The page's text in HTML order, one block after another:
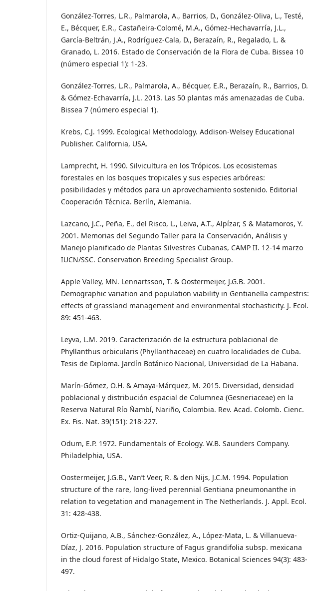
González-Torres, L.R., Palmarola, A., Barrios, D., González-Oliva, L., Testé,
E., Bécquer, E.R., Castañeira-Colomé, M.A., Gómez-Hechavarría, J.L.,
García-Beltrán, J.A., Rodríguez-Cala, D., Berazaín, R., Regalado, L. &
Granado, L. 2016. Estado de Conservación de la Flora de Cuba. Bissea 10
(número especial 1): 1-23.
González-Torres, L.R., Palmarola, A., Bécquer, E.R., Berazaín, R., Barrios, D.
& Gómez-Echavarría, J.L. 2013. Las 50 plantas más amenazadas de Cuba.
Bissea 7 (número especial 1).
Krebs, C.J. 1999. Ecological Methodology. Addison-Welsey Educational
Publisher. California, USA.
Lamprecht, H. 1990. Silvicultura en los Trópicos. Los ecosistemas
forestales en los bosques tropicales y sus especies arbóreas:
posibilidades y métodos para un aprovechamiento sostenido. Editorial
Cooperación Técnica. Berlín, Alemania.
Lazcano, J.C., Peña, E., del Risco, L., Leiva, A.T., Alpízar, S & Matamoros, Y.
2001. Memorias del Segundo Taller para la Conservación, Análisis y
Manejo planificado de Plantas Silvestres Cubanas, CAMP II. 12-14 marzo
IUCN/SSC. Conservation Breeding Specialist Group.
Apple Valley, MN. Lennartsson, T. & Oostermeijer, J.G.B. 2001.
Demographic variation and population viability in Gentianella campestris:
effects of grassland management and environmental stochasticity. J. Ecol.
89: 451-463.
Leyva, L.M. 2019. Caracterización de la estructura poblacional de
Phyllanthus orbicularis (Phyllanthaceae) en cuatro localidades de Cuba.
Tesis de Diploma. Jardín Botánico Nacional, Universidad de La Habana.
Marín-Gómez, O.H. & Amaya-Márquez, M. 2015. Diversidad, densidad
poblacional y distribución espacial de Columnea (Gesneriaceae) en la
Reserva Natural Río Ñambí, Nariño, Colombia. Rev. Acad. Colomb. Cienc.
Ex. Fis. Nat. 39(151): 218-227.
Odum, E.P. 1972. Fundamentals of Ecology. W.B. Saunders Company.
Philadelphia, USA.
Oostermeijer, J.G.B., Van’t Veer, R. & den Nijs, J.C.M. 1994. Population
structure of the rare, long-lived perennial Gentiana pneumonanthe in
relation to vegetation and management in The Netherlands. J. Appl. Ecol.
31: 428-438.
Ortiz-Quijano, A.B., Sánchez-González, A., López-Mata, L. & Villanueva-
Díaz, J. 2016. Population structure of Fagus grandifolia subsp. mexicana
in the cloud forest of Hidalgo State, Mexico. Botanical Sciences 94(3): 483-
497.